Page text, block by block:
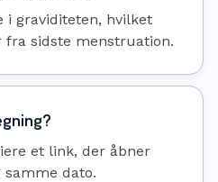
i graviditeten, hvilket
fra sidste menstruation.
et link, der åbner
samme dato.